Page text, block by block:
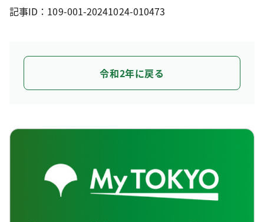
記事ID：109-001-20241024-010473
令和2年に戻る